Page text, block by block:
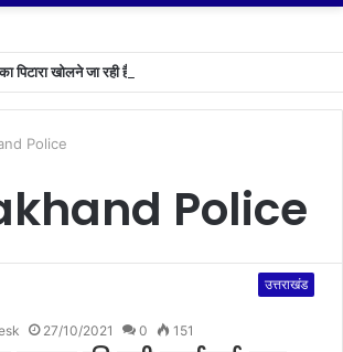
Police
Police
उत्तराखंड
27/10/2021 0 151